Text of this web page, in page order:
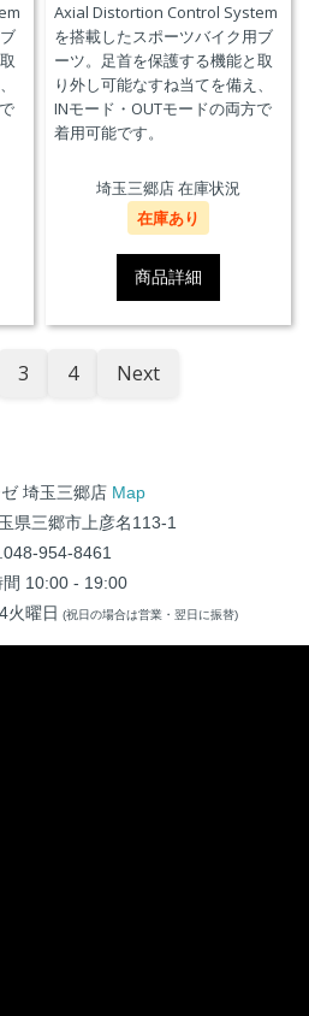
Axial Distortion Control System
を搭載したスポーツバイク用ブ
ーツ。足首を保護する機能と取
り外し可能なすね当てを備え、
INモード・OUTモードの両方で
着用可能です。
埼玉三郷店 在庫状況
在庫あり
商品詳細
3 4 Next
埼玉三郷店 Map
県三郷市上彦名113-1
954-8461
間 10:00 - 19:00
火曜日 (祝日の場合は営業・翌日に振替)